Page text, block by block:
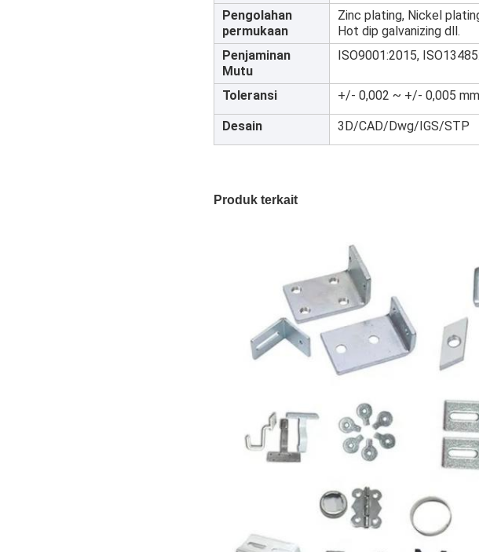
Pengolahan
permukaan
Zinc plating, Nickel
Hot dip galvanizing dll.
Penjaminan
Mutu
ISO9001:2015,
Toleransi +/- 0,002 ~ +/- 0,005 mm
Desain 3D/CAD/Dwg/IGS/STP
Produk terkait